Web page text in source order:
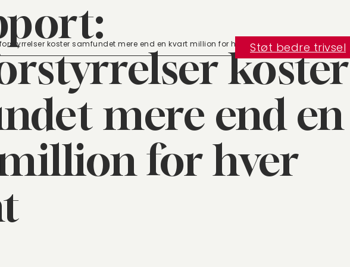
koster samfundet mere end en kvart million for hver patientStøt bedre trivsel
koster
mere end en
for hver